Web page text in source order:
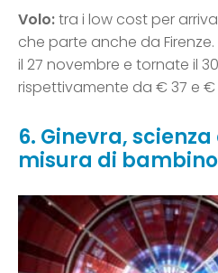
Volo:tra i low cost per
che parte anche da
il 27 novembre e tornate il
rispettivamente da € 37 e €
6. Ginevra,
misura di bambino